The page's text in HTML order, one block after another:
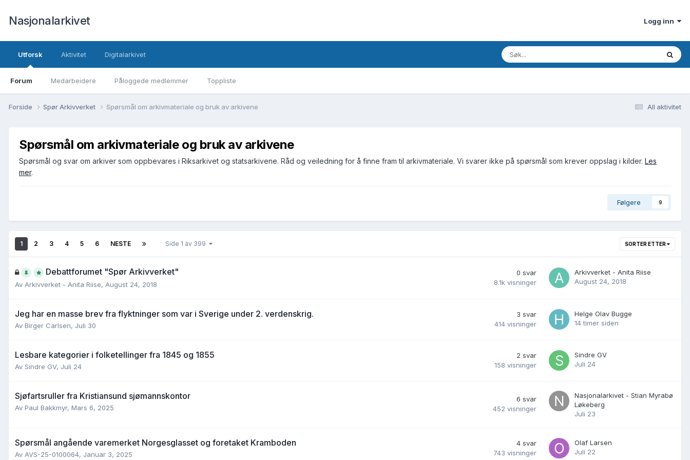
Nasjonalarkivet Logg inn
Utforsk
Forum Medarbeidere Påloggede medlemmer Toppliste
Aktivitet Digitalarkivet
All aktivitet
Forside Spør Arkivverket Spørsmål om arkivmateriale og bruk av arkivene
Spørsmål om arkivmateriale og bruk av arkivene
Spørsmål og svar om arkiver som oppbevares i Riksarkivet og statsarkivene. Råd og veiledning for å finne fram til arkivmateriale. Vi svarer ikke på spørsmål som krever oppslag i kilder. Les
mer.
Følgere 9
SORTER ETTER
1 2 3 4 5 6 NESTE Side 1 av 399
Debattforumet "Spør Arkivverket"
Av Arkivverket - Anita Riise, August 24, 2018
0 svar
8.1k visninger
Arkivverket - Anita Riise
August 24, 2018
Jeg har en masse brev fra flyktninger som var i Sverige under 2. verdenskrig.
Av Birger Carlsen, Juli 30
3 svar
414 visninger
Helge Olav Bugge
14 timer siden
Lesbare kategorier i folketellinger fra 1845 og 1855
Av Sindre GV, Juli 24
2 svar
158 visninger
Sindre GV
Juli 24
Sjøfartsruller fra Kristiansund sjømannskontor
Av Paul Bakkmyr, Mars 6, 2025
6 svar
452 visninger
Nasjonalarkivet - Stian Myrabø
Løkeberg
Juli 23
Spørsmål angående varemerket Norgesglasset og foretaket Kramboden
Av AVS-25-0100064, Januar 3, 2025
4 svar
743 visninger
Olaf Larsen
Juli 22